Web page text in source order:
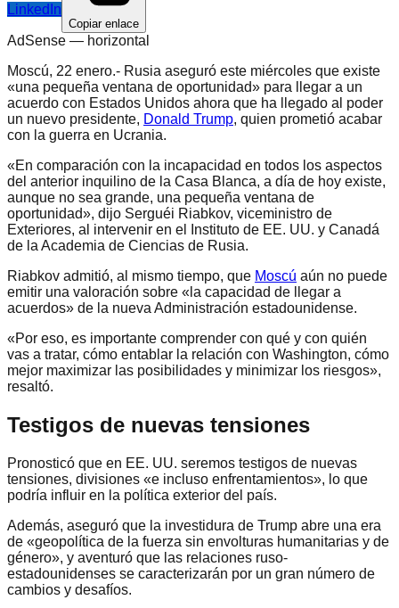
LinkedIn
Copiar enlace
AdSense — horizontal
Moscú, 22 enero.- Rusia aseguró este miércoles que existe
«una pequeña ventana de oportunidad» para llegar a un
acuerdo con Estados Unidos ahora que ha llegado al poder
un nuevo presidente, Donald Trump, quien prometió acabar
con la guerra en Ucrania.
«En comparación con la incapacidad en todos los aspectos
del anterior inquilino de la Casa Blanca, a día de hoy existe,
aunque no sea grande, una pequeña ventana de
oportunidad», dijo Serguéi Riabkov, viceministro de
Exteriores, al intervenir en el Instituto de EE. UU. y Canadá
de la Academia de Ciencias de Rusia.
Riabkov admitió, al mismo tiempo, que Moscú aún no puede
emitir una valoración sobre «la capacidad de llegar a
acuerdos» de la nueva Administración estadounidense.
«Por eso, es importante comprender con qué y con quién
vas a tratar, cómo entablar la relación con Washington, cómo
mejor maximizar las posibilidades y minimizar los riesgos»,
resaltó.
Testigos de nuevas tensiones
Pronosticó que en EE. UU. seremos testigos de nuevas
tensiones, divisiones «e incluso enfrentamientos», lo que
podría influir en la política exterior del país.
Además, aseguró que la investidura de Trump abre una era
de «geopolítica de la fuerza sin envolturas humanitarias y de
género», y aventuró que las relaciones ruso-
estadounidenses se caracterizarán por un gran número de
cambios y desafíos.